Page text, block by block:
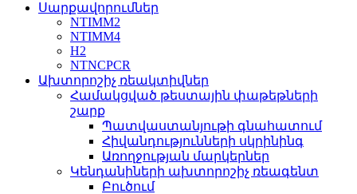
Սարքավորումներ
NTIMM2
NTIMM4
H2
NTNCPCR
Ախտորոշիչ ռեակտիվներ
Համակցված թեստային փաթեթների
շարք
Պատվաստանյութի գնահատում
Հիվանդությունների սկրինինգ
Առողջության մարկերներ
Կենդանիների ախտորոշիչ ռեագենտ
Բուծում